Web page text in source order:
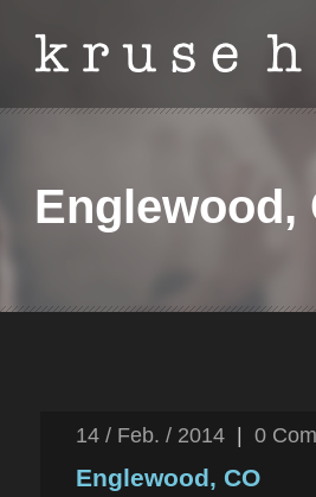
Englewood,
14 / Feb. / 2014 0
Englewood, CO